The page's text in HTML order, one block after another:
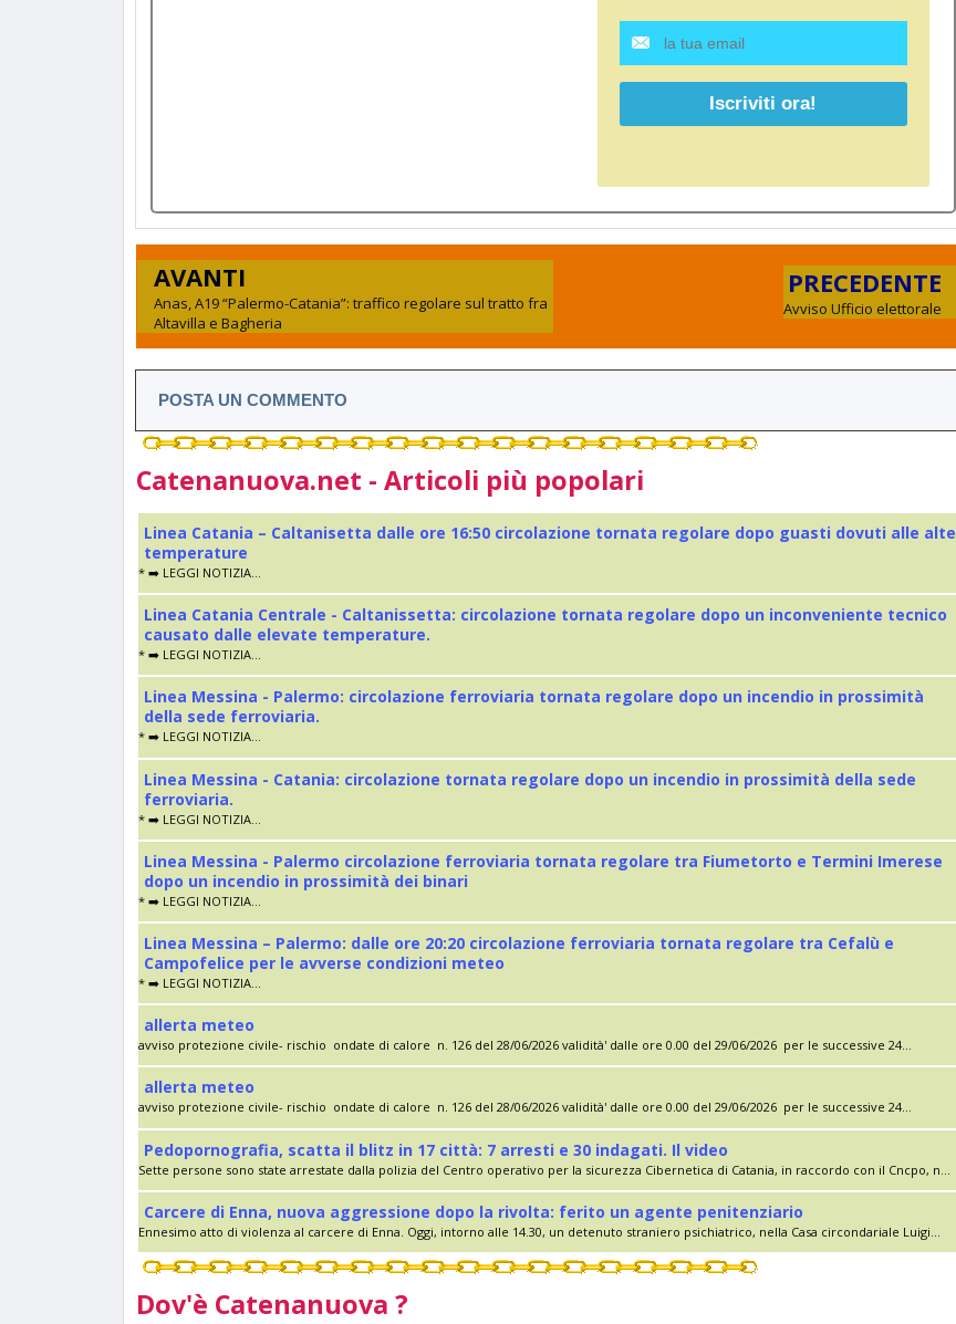
AVANTI
Anas, A19 “Palermo-Catania”: traffico regolare sul tratto fra
Altavilla e Bagheria
PRECEDENTE
Avviso Ufficio elettorale
POSTA UN COMMENTO
Catenanuova.net - Articoli più popolari
Linea Catania – Caltanisetta dalle ore 16:50 circolazione tornata regolare dopo guasti dovuti alle alte
temperature
* ➡️ LEGGI NOTIZIA...
Linea Catania Centrale - Caltanissetta: circolazione tornata regolare dopo un inconveniente tecnico
causato dalle elevate temperature.
* ➡️ LEGGI NOTIZIA...
Linea Messina - Palermo: circolazione ferroviaria tornata regolare dopo un incendio in prossimità
della sede ferroviaria.
* ➡️ LEGGI NOTIZIA...
Linea Messina - Catania: circolazione tornata regolare dopo un incendio in prossimità della sede
ferroviaria.
* ➡️ LEGGI NOTIZIA...
Linea Messina - Palermo circolazione ferroviaria tornata regolare tra Fiumetorto e Termini Imerese
dopo un incendio in prossimità dei binari
* ➡️ LEGGI NOTIZIA...
Linea Messina – Palermo: dalle ore 20:20 circolazione ferroviaria tornata regolare tra Cefalù e
Campofelice per le avverse condizioni meteo
* ➡️ LEGGI NOTIZIA...
allerta meteo
avviso protezione civile- rischio ondate di calore n. 126 del 28/06/2026 validità' dalle ore 0.00 del 29/06/2026 per le successive 24...
allerta meteo
avviso protezione civile- rischio ondate di calore n. 126 del 28/06/2026 validità' dalle ore 0.00 del 29/06/2026 per le successive 24...
Pedopornografia, scatta il blitz in 17 città: 7 arresti e 30 indagati. Il video
Sette persone sono state arrestate dalla polizia del Centro operativo per la sicurezza Cibernetica di Catania, in raccordo con il Cncpo, n...
Carcere di Enna, nuova aggressione dopo la rivolta: ferito un agente penitenziario
Ennesimo atto di violenza al carcere di Enna. Oggi, intorno alle 14.30, un detenuto straniero psichiatrico, nella Casa circondariale Luigi...
Dov'è Catenanuova ?